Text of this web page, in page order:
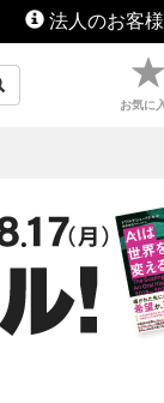
法人のお客
お気に